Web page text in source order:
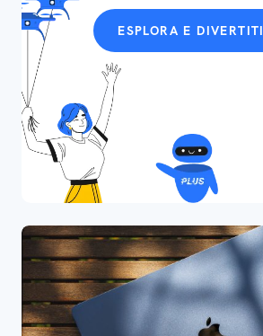
ESPLORA E DIVERTITI